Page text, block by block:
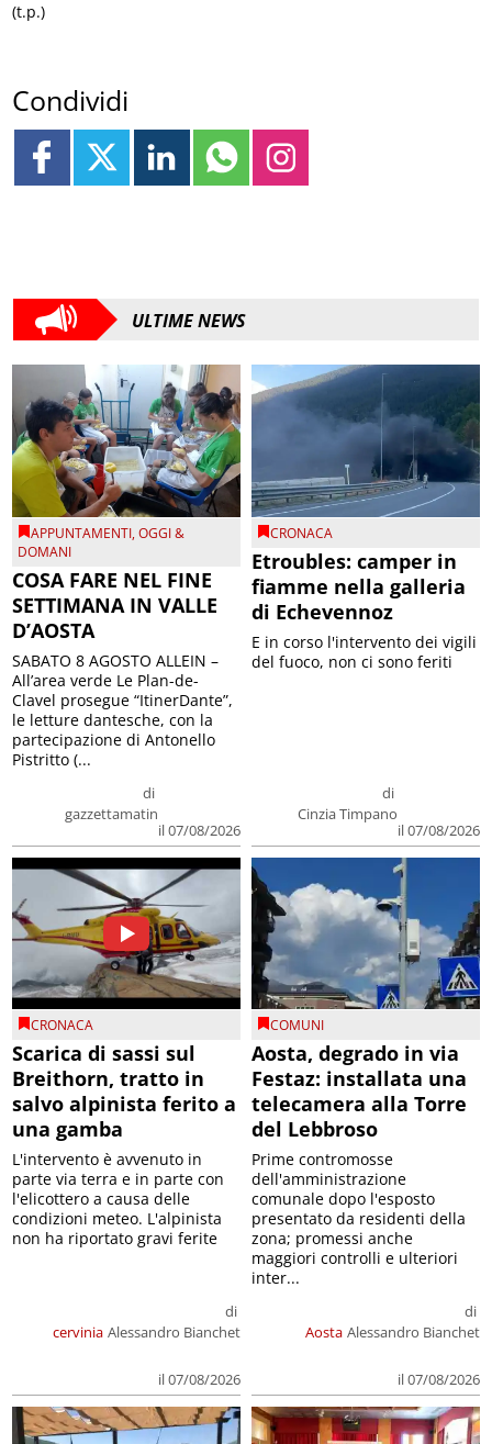
(t.p.)
Condividi
ULTIME NEWS
APPUNTAMENTI,OGGI &
DOMANI
COSA FARE NEL FINE
SETTIMANA IN VALLE
D’AOSTA
di
gazzettamatin
il 07/08/2026
SABATO 8 AGOSTO ALLEIN –
All’area verde Le Plan-de-
Clavel prosegue “ItinerDante”,
le letture dantesche, con la
partecipazione di Antonello
Pistritto (...
CRONACA
Etroubles: camper in
fiamme nella galleria
di Echevennoz
di
Cinzia Timpano
il 07/08/2026
E in corso l'intervento dei vigili
del fuoco, non ci sono feriti
CRONACA
Scarica di sassi sul
Breithorn, tratto in
salvo alpinista ferito a
una gamba
cervinia
di
Alessandro Bianchet
il 07/08/2026
L'intervento è avvenuto in
parte via terra e in parte con
l'elicottero a causa delle
condizioni meteo. L'alpinista
non ha riportato gravi ferite
COMUNI
Aosta, degrado in via
Festaz: installata una
telecamera alla Torre
del Lebbroso
Aosta
di
Alessandro Bianchet
il 07/08/2026
Prime contromosse
dell'amministrazione
comunale dopo l'esposto
presentato da residenti della
zona; promessi anche
maggiori controlli e ulteriori
inter...